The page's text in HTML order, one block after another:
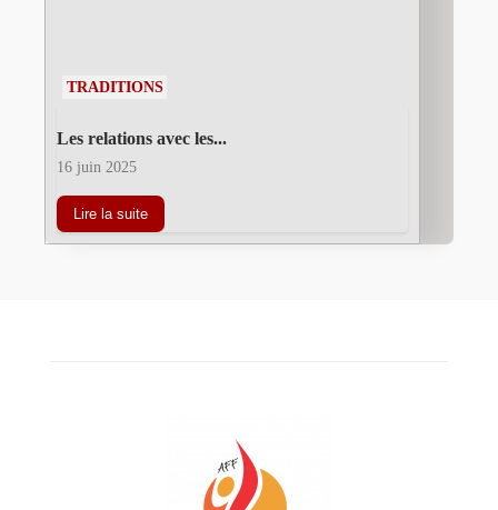
TRADITIONS
Les relations avec les...
16 juin 2025
Lire la suite